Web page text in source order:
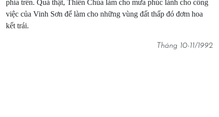
phía trên. Quả thật, Thiên Chúa làm cho mưa phúc lành cho công
việc của Vinh Sơn để làm cho những vùng đất thấp đó đơm hoa
kết trái.
Tháng 10-11/1992